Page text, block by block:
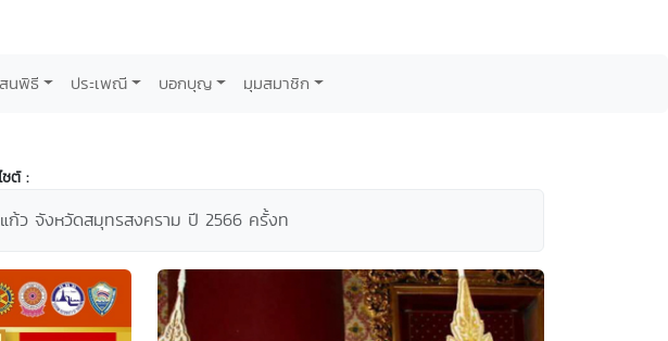
นพิธี ประเพณี บอกบุญ มุมสมาชิก
ซต์ :
ว จังหวัดสมุทรสงคราม ปี 2566 ครั้งท